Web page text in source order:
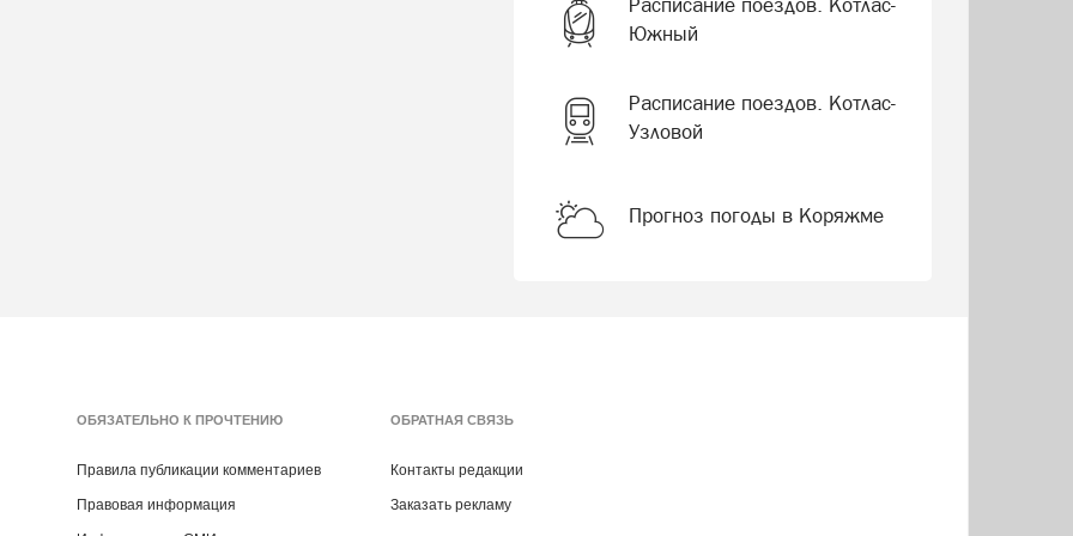
Южный
Расписание поездов. Котлас-
Узловой
Прогноз погоды в Коряжме
ОБЯЗАТЕЛЬНО К ПРОЧТЕНИЮ
Правила публикации комментариев
Правовая информация
ОБРАТНАЯ СВЯЗЬ
Контакты редакции
Заказать рекламу